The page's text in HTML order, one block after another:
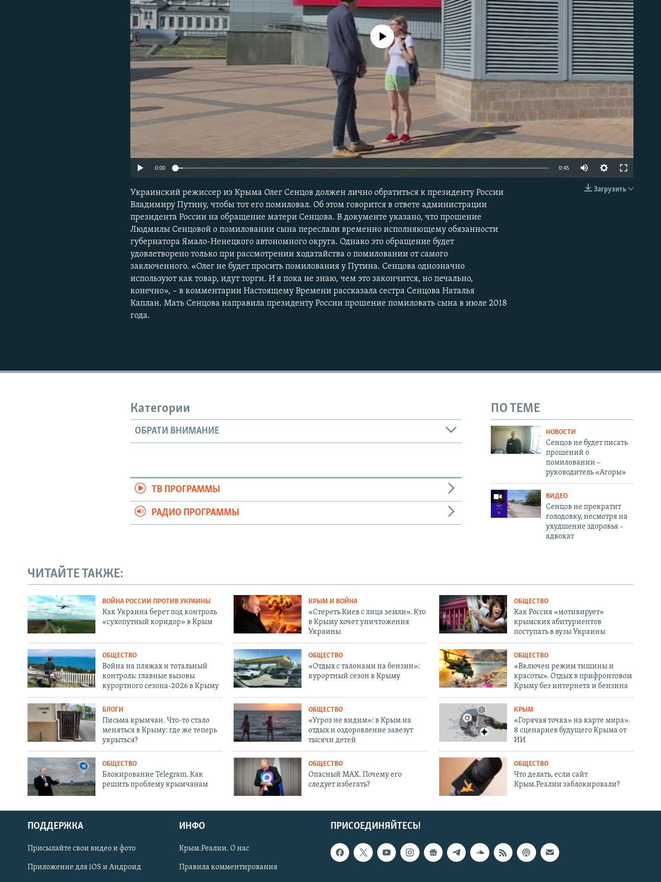
Українською
Qırımtatar
EMBED
No media source currently available
0:00 0:45
Загрузить
Украинский режиссер из Крыма Олег Сенцов должен лично обратиться к президенту России
Владимиру Путину, чтобы тот его помиловал. Об этом говорится в ответе администрации
президента России на обращение матери Сенцова. В документе указано, что прошение
Людмилы Сенцовой о помиловании сына переслали временно исполняющему обязанности
губернатора Ямало-Ненецкого автономного округа. Однако это обращение будет
удовлетворено только при рассмотрении ходатайства о помиловании от самого
заключенного. «Олег не будет просить помилования у Путина. Сенцова однозначно
используют как товар, идут торги. И я пока не знаю, чем это закончится, но печально,
конечно», – в комментарии Настоящему Времени рассказала сестра Сенцова Наталья
Каплан. Мать Сенцова направила президенту России прошение помиловать сына в июле 2018
года.
ПО ТЕМЕ
НОВОСТИ
Сенцов не будет писать
прошений о
помиловании –
руководитель «Агоры»
ВИДЕО
Сенцов не прекратит
голодовку, несмотря на
ухудшение здоровья –
адвокат
Категории
ОБРАТИ ВНИМАНИЕ
ТВ ПРОГРАММЫ
РАДИО ПРОГРАММЫ
ЧИТАЙТЕ ТАКЖЕ:
ВОЙНА РОССИИ ПРОТИВ УКРАИНЫ
Как Украина берет под контроль
«сухопутный коридор» в Крым
КРЫМ И ВОЙНА
«Стереть Киев с лица земли». Кто
в Крыму хочет уничтожения
Украины
ОБЩЕСТВО
Как Россия «мотивирует»
крымских абитуриентов
поступать в вузы Украины
ОБЩЕСТВО
Война на пляжах и тотальный
контроль: главные вызовы
курортного сезона-2026 в Крыму
ОБЩЕСТВО
«Отдых с талонами на бензин»:
курортный сезон в Крыму
ОБЩЕСТВО
«Включен режим тишины и
красоты». Отдых в прифронтовом
Крыму без интернета и бензина
БЛОГИ
Письма крымчан. Что-то стало
меняться в Крыму: где же теперь
укрыться?
ОБЩЕСТВО
«Угроз не видим»: в Крым на
отдых и оздоровление завезут
тысячи детей
КРЫМ
«Горячая точка» на карте мира».
8 сценариев будущего Крыма от
ИИ
ОБЩЕСТВО
Блокирование Telegram. Как
решить проблему крымчанам
ОБЩЕСТВО
Опасный MAX. Почему его
следует избегать?
ОБЩЕСТВО
Что делать, если сайт
Крым.Реалии заблокировали?
ПРИСОЕДИНЯЙТЕСЬ!
ПОДДЕРЖКА
Присылайте свои видео и фото
Приложение для iOS и Андроид
ИНФО
Крым.Реалии. О нас
Правила комментирования